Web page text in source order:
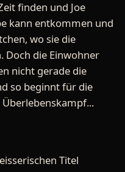
finden und Joe
kann entkommen und
wo sie die
Doch die Einwohner
nicht gerade die
so beginnt für die
Titel